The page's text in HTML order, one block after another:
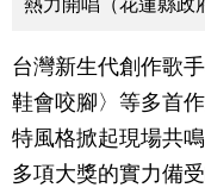
熱力開唱（花蓮縣政
台灣新生代創作歌
鞋會咬腳〉等多首
特風格掀起現場共
多項大獎的實力備受